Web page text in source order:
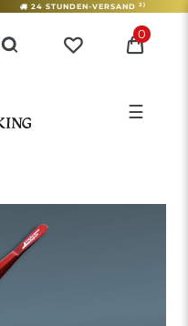
24 STUNDEN-VERSAND 2)
0
☰